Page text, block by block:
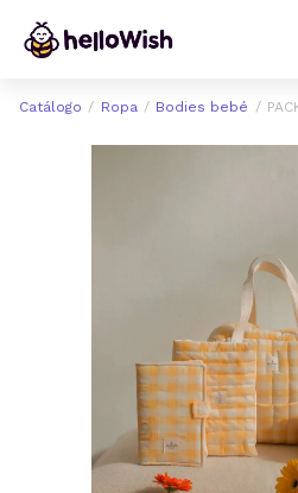
Catálogo Ropa Bodies bebé